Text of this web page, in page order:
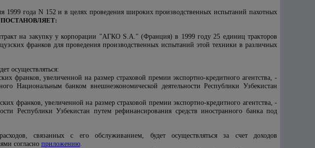
1999 года N 152 и в целях проведения широких производственных испытаний пахотных
ПОСТАНОВЛЯЕТ:
на закупку у корпорации "АГКО S.A." (Франция) в 1999 году 25 единиц тракторов
франков для проведения производственных испытаний этой техники в различных
осуществляться:
франков, увеличенной на размер страховой премии экспортно-кредитного агентства, -
Национальным банком внешнеэкономической деятельности Республики Узбекистан
франков, увеличенной на размер страховой премии экспортно-кредитного агентства, -
Республики Узбекистан путем рефинансирования средств иностранного банка под
связанных с его обслуживанием, будет осуществляться за счет доходов
согласно приложению.